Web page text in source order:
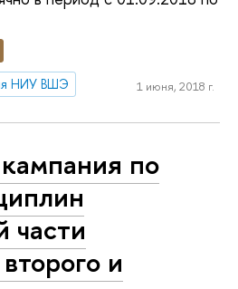
НИУ ВШЭ 1 июня, 2018 г.
по
части
и